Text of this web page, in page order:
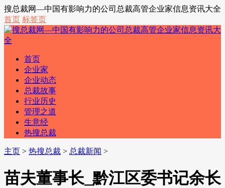
搜总裁网—中国有影响力的公司总裁高管企业家信息资讯大全
首页 标签页
首页
企业家
企业动态
总裁故事
行业历史
管理之道
生意经
热搜总裁
主页 > 热搜总裁 > 总裁新闻 >
苗夫董事长_黔江区委书记余长